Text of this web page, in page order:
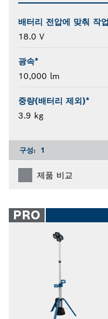
배터리 전압에 맞춰 작업
18.0 V
광속*
10,000 lm
중량(배터리 제외)*
3.9 kg
구성: 1
제품 비교
PRO